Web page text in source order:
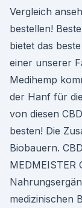
Vergleich
bestellen!
bietet das
einer unserer
Medihemp
der Hanf für
von diesen
besten! Die
Biobauern.
MEDMEISTER
medizinischen